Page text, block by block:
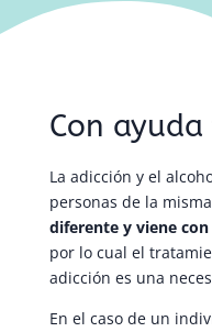
Con
La adicción y el
personas de la
diferente y viene
por lo cual el
adicción es una
En el caso de un